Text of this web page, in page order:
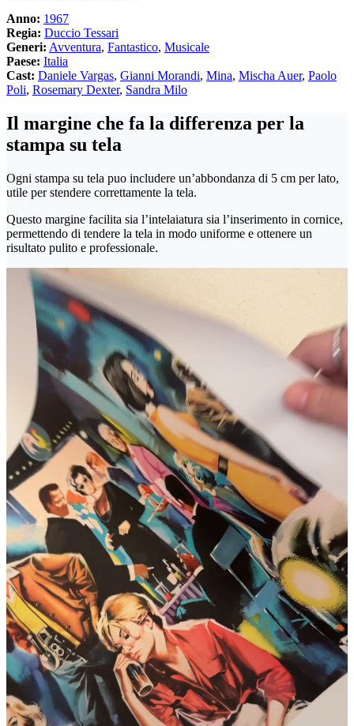
Anno: 1967
Regia: Duccio Tessari
Generi: Avventura, Fantastico, Musicale
Paese: Italia
Cast: Daniele Vargas, Gianni Morandi, Mina, Mischa Auer, Paolo
Poli, Rosemary Dexter, Sandra Milo
Il margine che fa la differenza per la
stampa su tela
Ogni stampa su tela puo includere un’abbondanza di 5 cm per lato,
utile per stendere correttamente la tela.
Questo margine facilita sia l’intelaiatura sia l’inserimento in cornice,
permettendo di tendere la tela in modo uniforme e ottenere un
risultato pulito e professionale.